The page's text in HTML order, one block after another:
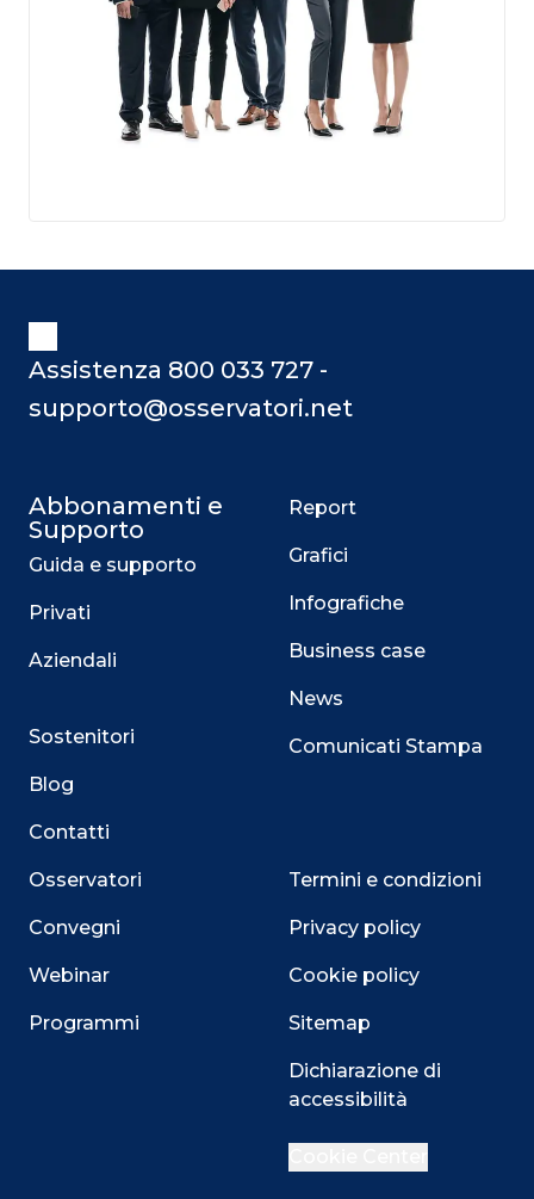
Assistenza 800 033 727 -
supporto@osservatori.net
Abbonamenti e
Supporto
Guida e supporto
Privati
Aziendali
Sostenitori
Blog
Contatti
Osservatori
Convegni
Webinar
Programmi
Report
Grafici
Infografiche
Business case
News
Comunicati Stampa
Termini e condizioni
Privacy policy
Cookie policy
Sitemap
Dichiarazione di
accessibilità